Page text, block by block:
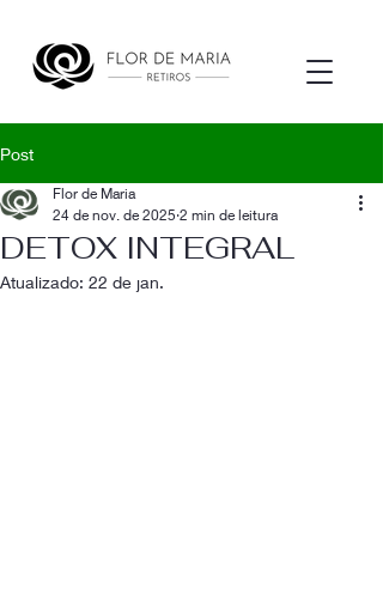
Post
DETOX INTEGRAL
Flor de Maria
24 de nov. de 2025 2 min de leitura
Atualizado: 22 de jan.